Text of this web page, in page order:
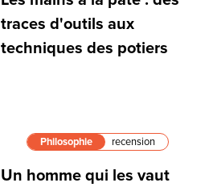
traces d'outils aux
techniques des potiers
Philosophie recension
Un homme qui les vaut